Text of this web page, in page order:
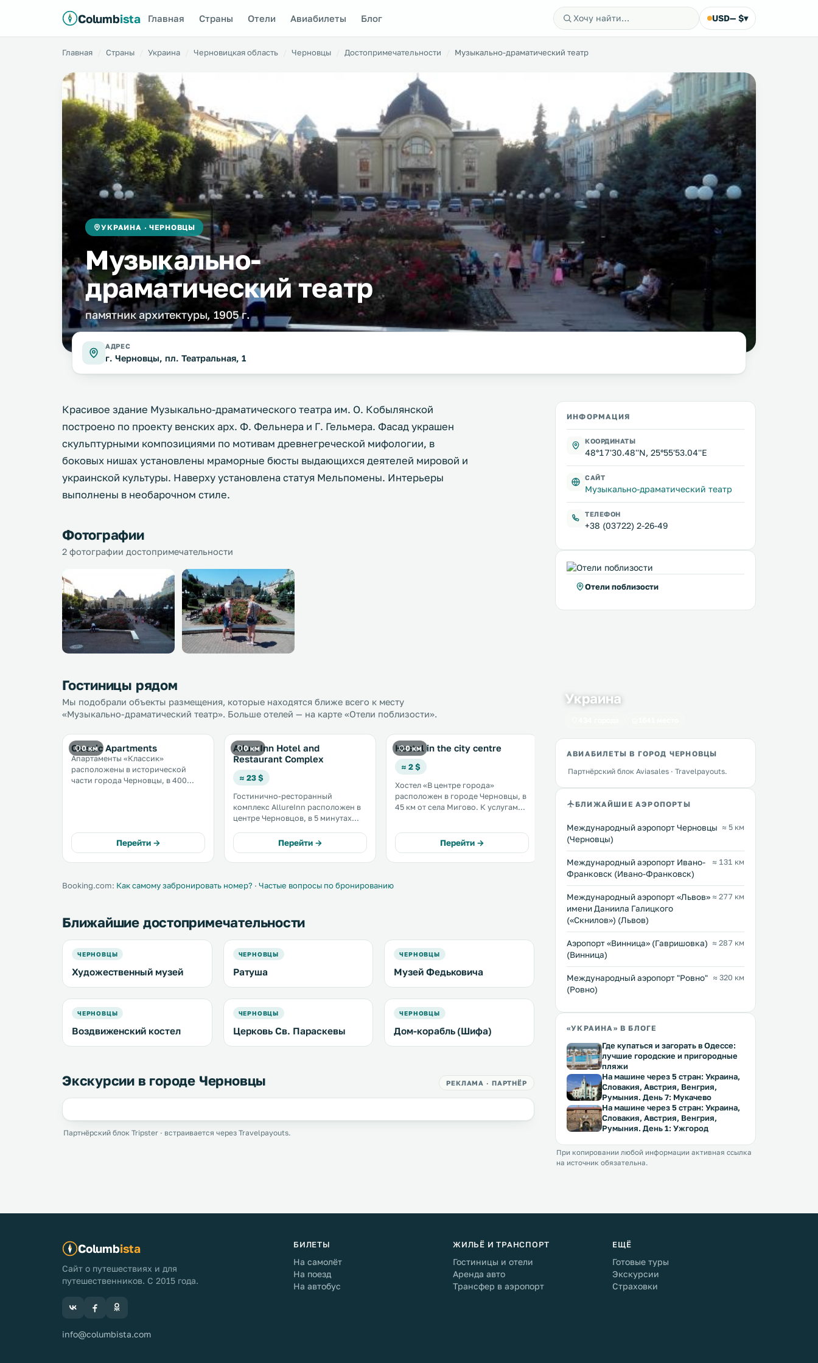
Columbista Главная Страны Отели Авиабилеты Блог USD— $▾
Главная Страны Украина Черновицкая область Черновцы Достопримечательности Музыкально-драматический театр
УКРАИНА · ЧЕРНОВЦЫ
Музыкально-
драматический театр
памятник архитектуры, 1905 г.
АДРЕС
г. Черновцы, пл. Театральная, 1
Красивое здание Музыкально-драматического театра им. О. Кобылянской
построено по проекту венских арх. Ф. Фельнера и Г. Гельмера. Фасад украшен
скульптурными композициями по мотивам древнегреческой мифологии, в
боковых нишах установлены мраморные бюсты выдающихся деятелей мировой и
украинской культуры. Наверху установлена статуя Мельпомены. Интерьеры
выполнены в необарочном стиле.
Фотографии
2 фотографии достопримечательности
Гостиницы рядом
Мы подобрали объекты размещения, которые находятся ближе всего к месту
«Музыкально-драматический театр». Больше отелей — на карте «Отели поблизости».
0 км
Classic Apartments
Апартаменты «Классик»
расположены в исторической
части города Черновцы, в 400
Перейти →
0 км
AllureInn Hotel and
Restaurant Complex
≈ 23 $
Гостинично-ресторанный
комплекс AllureInn расположен в
центре Черновцов, в 5 минутах
гостей элегантные номера с
бесплатным Wi-Fi. .
Перейти →
0 км
Hostel in the city centre
≈ 2 $
Хостел «В центре города»
расположен в городе Черновцы, в
45 км от села Мигово. К услугам
плоским экраном, а также
игровые приставки Xbox 360 и
PS2. В номере есть чайник. .
Перейти →
≈ 3 $
Хостел Yard and Coffee Shop
пешеходной улице, в 5 минутах
очаровательном городе
Черновцы. К услугам гостей
хостела бесплатный Wi-Fi,
полностью оборудованная кухня и
кофейня. .
Перейти →
Apartment Tsentr on
Апартаменты «Центр на
В апартаментах работает
обустроена частная
распоряжении гостей
Booking.com: Как самому забронировать номер? · Частые вопросы по бронированию
Ближайшие достопримечательности
ЧЕРНОВЦЫ
Художественный музей
ЧЕРНОВЦЫ
Ратуша
ЧЕРНОВЦЫ
Музей Федьковича
ЧЕРНОВЦЫ
Воздвиженский костел
ЧЕРНОВЦЫ
Церковь Св. Параскевы
ЧЕРНОВЦЫ
Дом-корабль (Шифа)
Экскурсии в городе Черновцы РЕКЛАМА · ПАРТНЁР
Партнёрский блок Tripster · встраивается через Travelpayouts.
ИНФОРМАЦИЯ
КООРДИНАТЫ
48°17'30.48''N, 25°55'53.04''E
САЙТ
Музыкально-драматический театр
ТЕЛЕФОН
+38 (03722) 2-26-49
Отели поблизости
Украина
АВИАБИЛЕТЫ В ГОРОД ЧЕРНОВЦЫ
Партнёрский блок Aviasales · Travelpayouts.
БЛИЖАЙШИЕ АЭРОПОРТЫ
Международный аэропорт Черновцы
(Черновцы)
≈ 5 км
Международный аэропорт Ивано-
Франковск (Ивано-Франковск)
≈ 131 км
Междунарoдный аэропорт «Львов»
имени Даниила Галицкого
(«Скнилов») (Львов)
≈ 277 км
Аэропорт «Винница» (Гавришовка)
(Винница)
≈ 287 км
Междунарoдный аэропорт "Ровно"
(Ровно)
≈ 320 км
«УКРАИНА» В БЛОГЕ
Где купаться и загорать в Одессе:
лучшие городские и пригородные
пляжи
На машине через 5 стран: Украина,
Словакия, Австрия, Венгрия,
Румыния. День 7: Мукачево
На машине через 5 стран: Украина,
Словакия, Австрия, Венгрия,
Румыния. День 1: Ужгород
При копировании любой информации активная ссылка
на источник обязательна.
Columbista
Сайт о путешествиях и для
путешественников. С 2015 года.
info@columbista.com
БИЛЕТЫ
На самолёт
На поезд
На автобус
ЖИЛЬЁ И ТРАНСПОРТ
Гостиницы и отели
Аренда авто
Трансфер в аэропорт
ЕЩЁ
Готовые туры
Экскурсии
Страховки